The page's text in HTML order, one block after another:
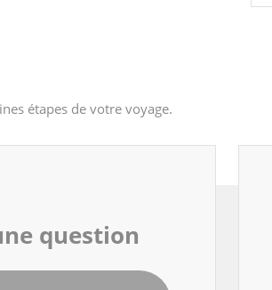
étapes de votre voyage.
question